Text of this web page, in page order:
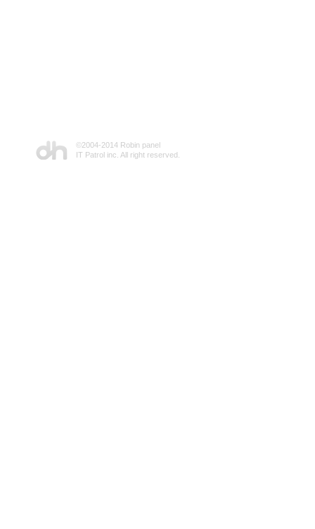
©2004-2014 Robin panel
IT Patrol inc. All right reserved.